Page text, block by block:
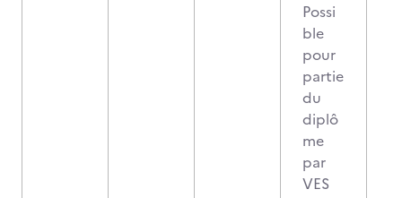
Possi
ble
pour
partie
du
diplô
me
par
VES